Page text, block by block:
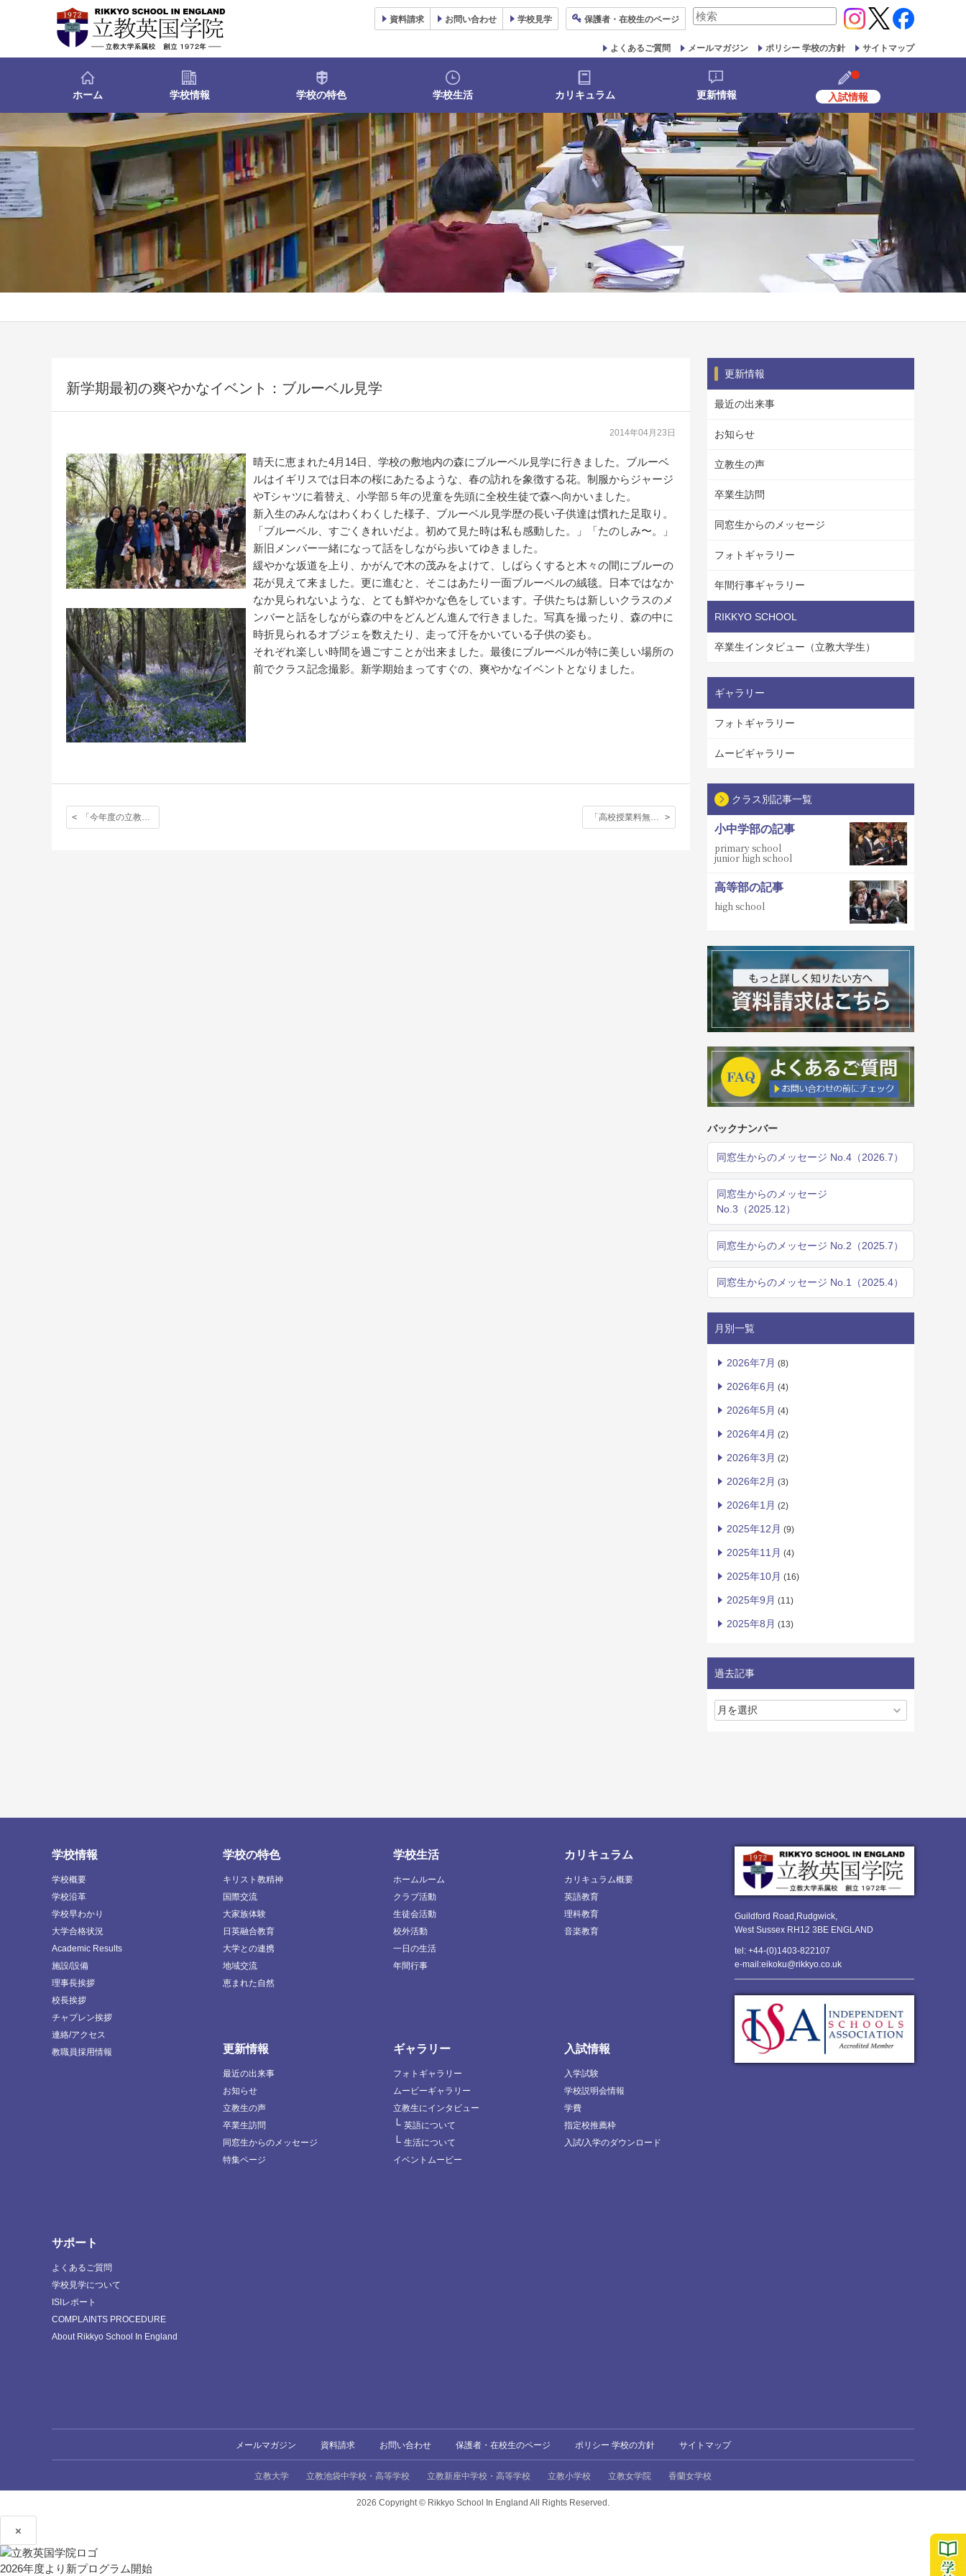
資料請求 お問い合わせ 学校見学 保護者 ・在校生のページ
検
対
象:
よくあるご質問 メールマガジン ポリシー 学校の方針 サイトマップ
ホーム 学校情報 学校の特色 学校生活 カリキュラム 更新情報 入試情報
新学期最初の爽やかなイベント：ブルーベル見学
2014年04月23日
晴天に恵まれた4月14日、学校の敷地内の森にブルーベル見学に行きました。ブルーベ
ルはイギリスでは日本の桜にあたるような、春の訪れを象徴する花。制服からジャージ
やTシャツに着替え、小学部５年の児童を先頭に全校生徒で森へ向かいました。
新入生のみんなはわくわくした様子、ブルーベル見学歴の長い子供達は慣れた足取り。
「ブルーベル、すごくきれいだよ。初めて見た時は私も感動した。」「たのしみ〜。」
新旧メンバー一緒になって話をしながら歩いてゆきました。
緩やかな坂道を上り、かがんで木の茂みをよけて、しばらくすると木々の間にブルーの
花が見えて来ました。更に進むと、そこはあたり一面ブルーベルの絨毯。日本ではなか
なか見られないような、とても鮮やかな色をしています。子供たちは新しいクラスのメ
ンバーと話をしながら森の中をどんどん進んで行きました。写真を撮ったり、森の中に
時折見られるオブジェを数えたり、走って汗をかいている子供の姿も。
それぞれ楽しい時間を過ごすことが出来ました。最後にブルーベルが特に美しい場所の
前でクラス記念撮影。新学期始まってすぐの、爽やかなイベントとなりました。
「今年度の立教生活が始まりました」:〈立教生活２日目〉健康診断＆オリエンテーション 「高校授業料無償化制度」が改正され「在外教育施設」の本校も支援対象となることが決定しました。
更新情報
最近の出来事
お知らせ
立教生の声
卒業生訪問
同窓生からのメッセージ
フォトギャラリー
年間行事ギャラリー
RIKKYO SCHOOL
卒業生インタビュー（立教大学生）
ギャラリー
フォトギャラリー
ムービギャラリー
クラス別記事一覧
小中学部の記事
primary school
junior high school
高等部の記事
high school
バックナンバー
同窓生からのメッセージ No.4（2026.7）
同窓生からのメッセージ
No.3（2025.12）
同窓生からのメッセージ No.2（2025.7）
同窓生からのメッセージ No.1（2025.4）
月別一覧
2026年7月 (8)
2026年6月 (4)
2026年5月 (4)
2026年4月 (2)
2026年3月 (2)
2026年2月 (3)
2026年1月 (2)
2025年12月 (9)
2025年11月 (4)
2025年10月 (16)
2025年9月 (11)
2025年8月 (13)
過去記事
Guildford Road,Rudgwick,
West Sussex RH12 3BE ENGLAND
tel: +44-(0)1403-822107
e-mail:eikoku@rikkyo.co.uk
学校情報
学校概要
学校沿革
学校早わかり
大学合格状況
Academic Results
施設/設備
理事長挨拶
校長挨拶
チャプレン挨拶
連絡/アクセス
教職員採用情報
学校の特色
キリスト教精神
国際交流
大家族体験
日英融合教育
大学との連携
地域交流
恵まれた自然
学校生活
ホームルーム
クラブ活動
生徒会活動
校外活動
一日の生活
年間行事
カリキュラム
カリキュラム概要
英語教育
理科教育
音楽教育
更新情報
最近の出来事
お知らせ
立教生の声
卒業生訪問
同窓生からのメッセージ
特集ページ
ギャラリー
フォトギャラリー
ムービーギャラリー
立教生にインタビュー
└ 英語について
└ 生活について
イベントムービー
入試情報
入学試験
学校説明会情報
学費
指定校推薦枠
入試/入学のダウンロード
サポート
よくあるご質問
学校見学について
ISIレポート
COMPLAINTS PROCEDURE
About Rikkyo School In England
メールマガジン 資料請求 お問い合わせ 保護者・在校生のページ ポリシー 学校の方針 サイトマップ
立教大学 立教池袋中学校・高等学校 立教新座中学校・高等学校 立教小学校 立教女学院 香蘭女学校
2026 Copyright © Rikkyo School In England All Rights Reserved.
×
2026年度より新プログラム開始